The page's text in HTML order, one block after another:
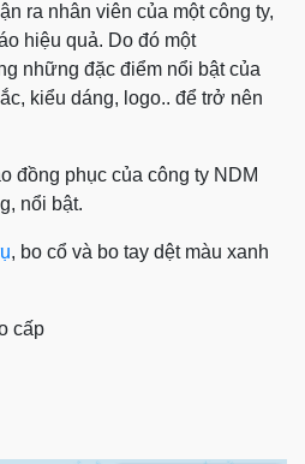
ra nhân viên của một công ty,
hiệu quả. Do đó một
những đặc điểm nổi bật của
kiểu dáng, logo.. để trở nên
đồng phục của công ty NDM
nổi bật.
, bo cổ và bo tay dệt màu xanh
cấp